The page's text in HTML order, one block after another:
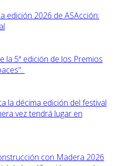
edición 2026 de ASAcción:
la 5ª edición de los Premios
la décima edición del festival
vez tendrá lugar en
con Madera 2026